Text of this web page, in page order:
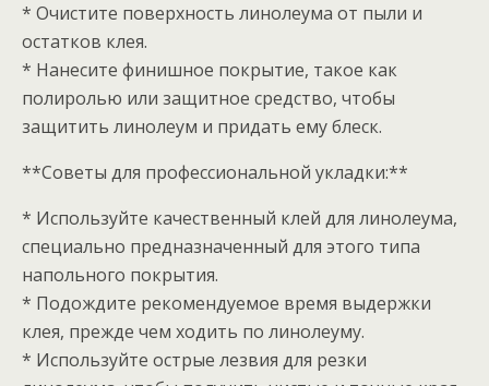
* Очистите поверхность линолеума от пыли и
остатков клея.
* Нанесите финишное покрытие, такое как
полиролью или защитное средство, чтобы
защитить линолеум и придать ему блеск.
**Советы для профессиональной укладки:**
* Используйте качественный клей для линолеума,
специально предназначенный для этого типа
напольного покрытия.
* Подождите рекомендуемое время выдержки
клея, прежде чем ходить по линолеуму.
* Используйте острые лезвия для резки